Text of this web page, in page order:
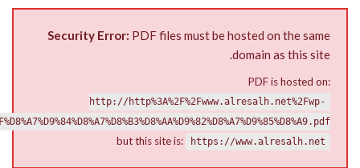
Security Error: PDF files must be hosted on the same
domain as this site.
PDF is hosted on:
http://http%3A%2F%2Fwww.alresalh.net%2Fwp-
but this site is: https://www.alresalh.net